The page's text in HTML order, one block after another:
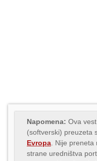
Napomena: Ova
(softverski) preuzeta
Evropa . Nije
strane uredništva